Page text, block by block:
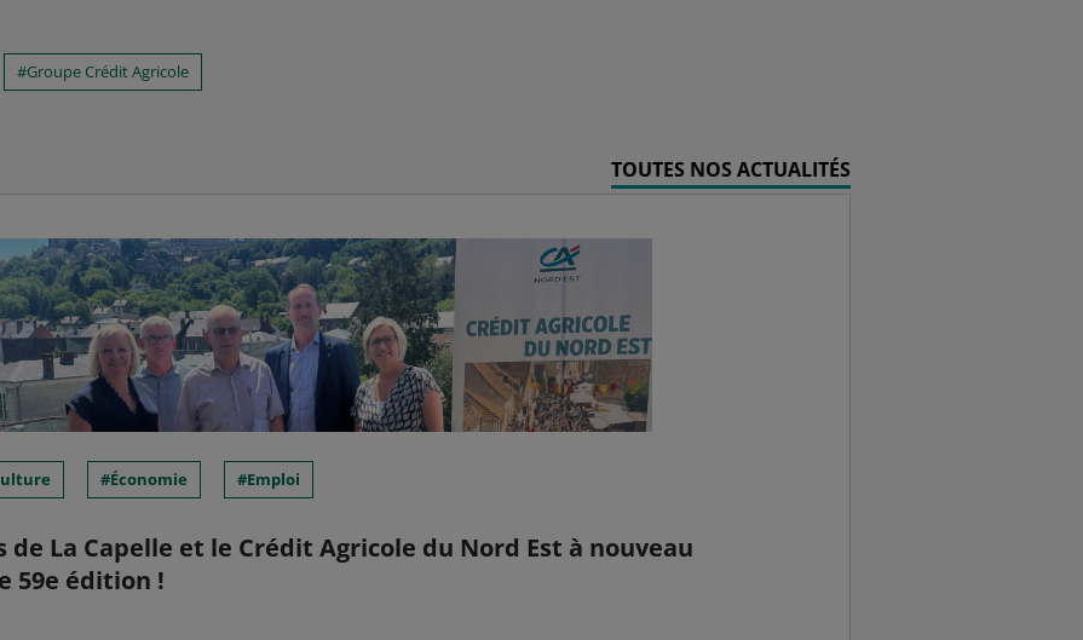
Groupe Crédit Agricole
TOUTES NOS ACTUALITÉS
Économie Emploi
de La Capelle et le Crédit Agricole du Nord Est à nouveau
59e édition !